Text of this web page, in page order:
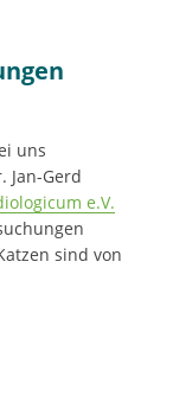
uns
Jan-Gerd
e.V.
sind von